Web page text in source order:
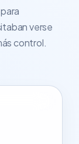
verse
control.